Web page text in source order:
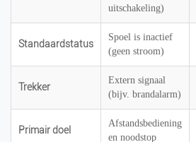
uitschakeling)
Standaardstatus
Spoel is inactief
(geen stroom)
Trekker
Extern signaal
(bijv. brandalarm)
Primair doel
Afstandsbediening
en noodstop